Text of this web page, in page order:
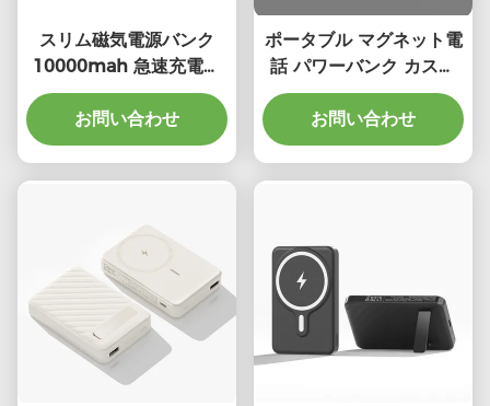
スリム磁気電源バンク
10000mah 急速充電電
源バンク 安全な
お問い合わせ
ポータブル マグネット電
話 パワーバンク カスタ
ム 5000mAh マグネッ
ト パワーバンク
お問い合わせ